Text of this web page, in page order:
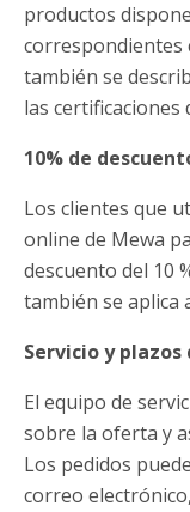
productos
correspondientes
también se
las certificaciones
10% de
Los clientes que
online de Mewa
descuento del 10
también se aplica
Servicio y
El equipo de
sobre la oferta y
Los pedidos
correo